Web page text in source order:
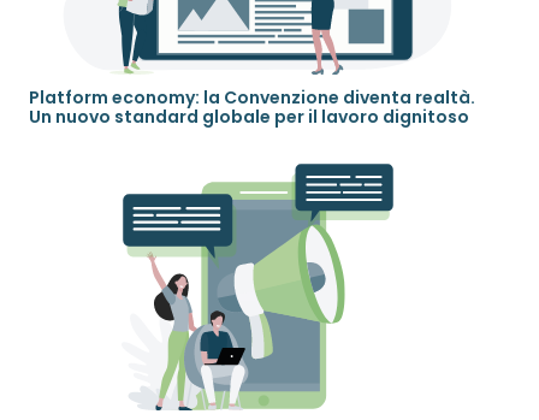
Platform economy: la Convenzione diventa realtà.
Un nuovo standard globale per il lavoro dignitoso